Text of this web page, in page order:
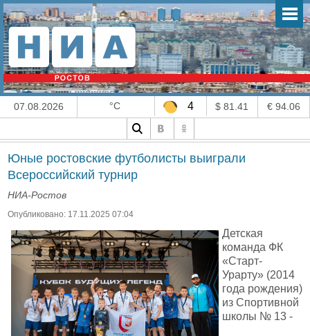
07.08.2026 °C 4 $ 81.41 € 94.06
Юные ростовские футболисты выиграли
Всероссийский турнир
НИА-Ростов
Опубликовано: 17.11.2025 07:04
Детская
команда ФК
«Старт-
Урарту» (2014
года рождения)
из Спортивной
школы № 13 -